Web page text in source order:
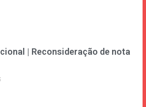
| Reconsideração de nota